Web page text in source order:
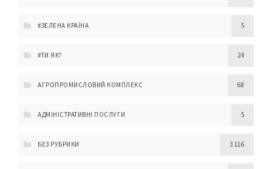
#ЗЕЛЕНА КРАЇНА 5
#ТИ ЯК? 24
АГРОПРОМИСЛОВИЙ КОМПЛЕКС 68
АДМІНІСТРАТИВНІ ПОСЛУГИ 5
БЕЗ РУБРИКИ 3 116